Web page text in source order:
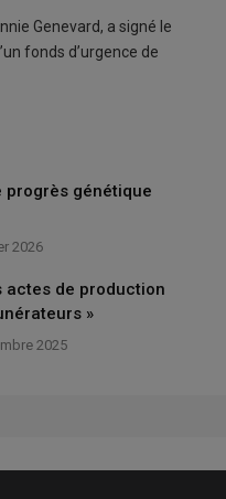
Genevard, a signé le
fonds d’urgence de
progrès génétique
2026
actes de production
»
2025